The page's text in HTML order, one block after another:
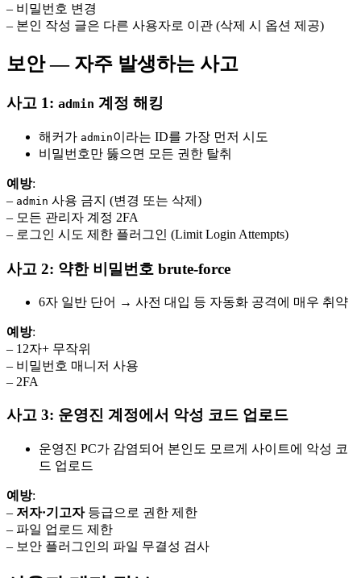
– 비밀번호 변경
– 본인 작성 글은 다른 사용자로 이관 (삭제 시 옵션 제공)
보안 — 자주 발생하는 사고
사고 1: admin 계정 해킹
해커가 admin이라는 ID를 가장 먼저 시도
비밀번호만 뚫으면 모든 권한 탈취
예방:
– admin 사용 금지 (변경 또는 삭제)
– 모든 관리자 계정 2FA
– 로그인 시도 제한 플러그인 (Limit Login Attempts)
사고 2: 약한 비밀번호 brute-force
6자 일반 단어 → 사전 대입 등 자동화 공격에 매우 취약
예방:
– 12자+ 무작위
– 비밀번호 매니저 사용
– 2FA
사고 3: 운영진 계정에서 악성 코드 업로드
운영진 PC가 감염되어 본인도 모르게 사이트에 악성 코
드 업로드
예방:
– 저자·기고자등급으로 권한 제한
– 파일 업로드 제한
– 보안 플러그인의 파일 무결성 검사